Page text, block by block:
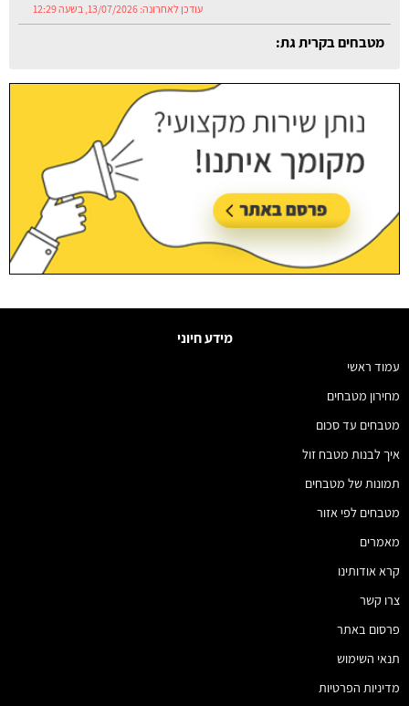
עודכן לאחרונה: 13/07/2026, בשעה 12:29
מטבחים בקרית גת:
מידע חיוני
עמוד ראשי
מחירון מטבחים
מטבחים עד סכום
איך לבנות מטבח זול
תמונות של מטבחים
מטבחים לפי אזור
מאמרים
קרא אודותינו
צרו קשר
פרסום באתר
תנאי השימוש
מדיניות הפרטיות